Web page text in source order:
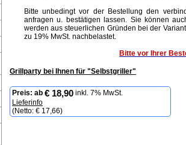
Bitte unbedingt vor der Bestellung den
anfragen u. bestätigen lassen. Sie können
werden aus steuerlichen Gründen bei der
zu 19% MwSt. nachbelastet.
Bitte vor Ihrer
Grillparty bei Ihnen für "Selbstgriller"
Preis: ab € 18,90 inkl. 7% MwSt.
Lieferinfo
(Netto: € 17,66)